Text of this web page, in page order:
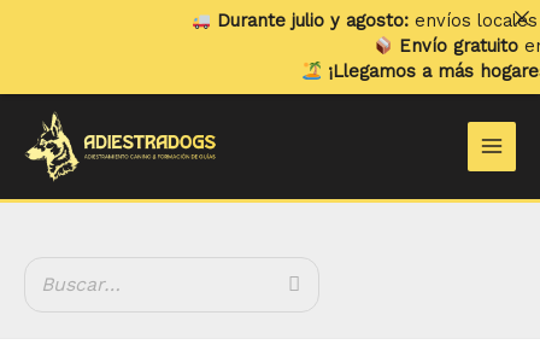
Durante julio y agosto:envíos locales y
Envío gratuitoen
¡Llegamos a más hogares!